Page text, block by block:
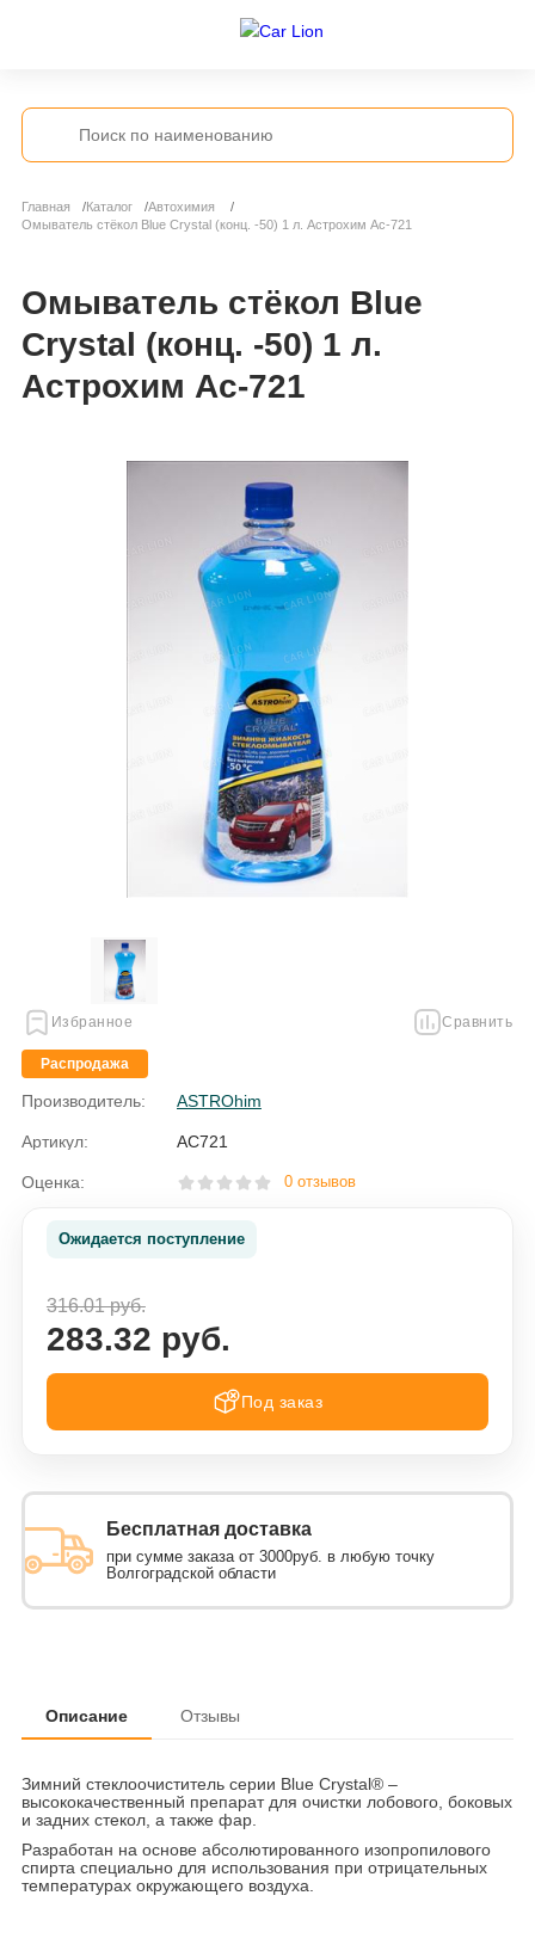
Главная Каталог
Автохимия
Омыватель стёкол Blue Crystal (конц. -50) 1 л. Астрохим Ас-721
Омыватель стёкол Blue
Crystal (конц. -50) 1 л.
Астрохим Ас-721
Избранное Сравнить
Распродажа
Производитель: ASTROhim
Артикул: AC721
Оценка: 0 отзывов
Ожидается поступление
316.01 руб.
283.32 руб.
Под заказ
Бесплатная доставка
при сумме заказа от 3000руб. в любую точку
Волгоградской области
Описание Отзывы
Зимний стеклоочиститель серии Blue Crystal® –
высококачественный препарат для очистки лобового, боковых
и задних стекол, а также фар.
Разработан на основе абсолютированного изопропилового
спирта специально для использования при отрицательных
температурах окружающего воздуха.